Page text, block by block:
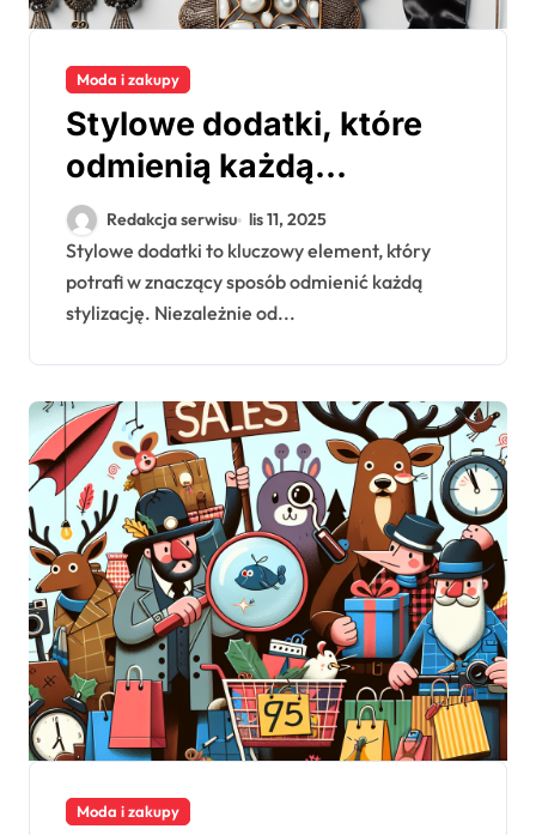
Moda i zakupy
Stylowe dodatki, które
odmienią każdą
stylizację
Redakcja serwisu lis 11, 2025
Stylowe dodatki to kluczowy element, który
potrafi w znaczący sposób odmienić każdą
stylizację. Niezależnie od...
Moda i zakupy